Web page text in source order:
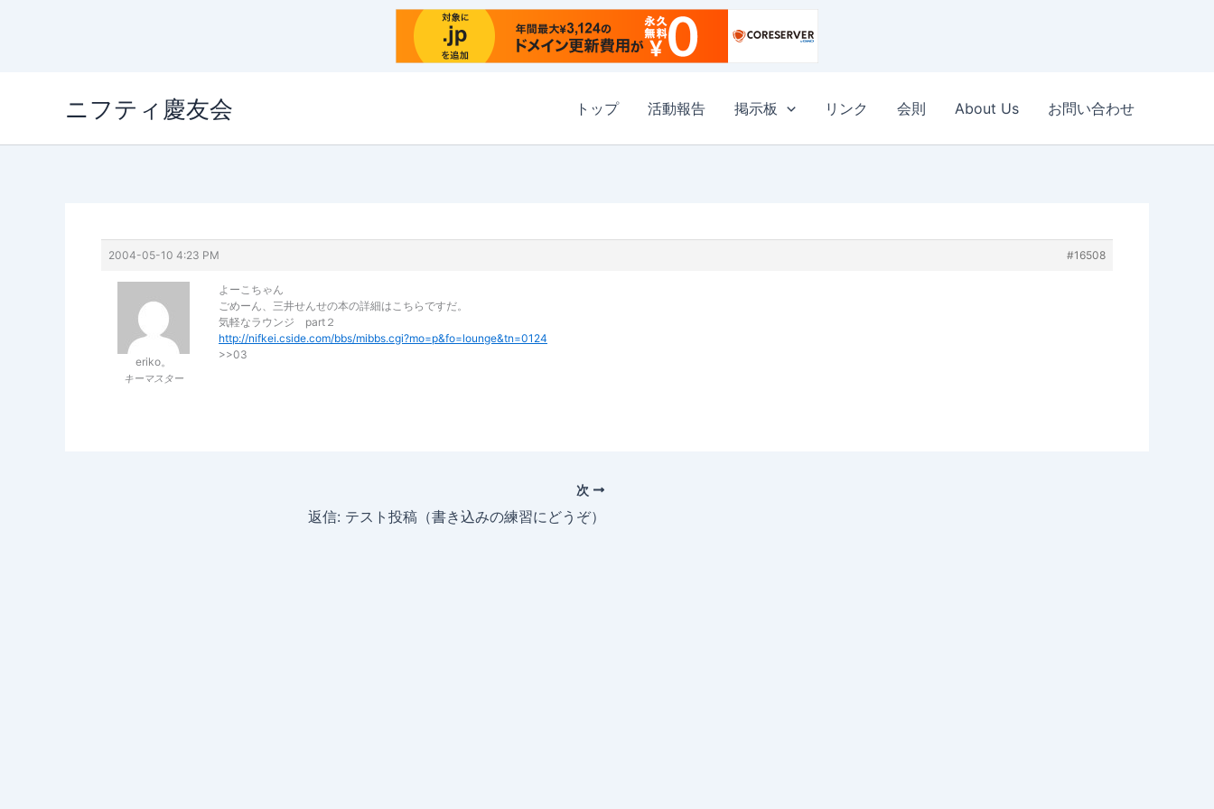
ニフティ慶友会 トップ 活動報告 掲示板 リンク 会則 About Us お問い合わせ
2004-05-10 4:23 PM #16508
eriko。
キーマスター
よーこちゃん
ごめーん、三井せんせの本の詳細はこちらですだ。
気軽なラウンジ part２
http://nifkei.cside.com/bbs/mibbs.cgi?mo=p&fo=lounge&tn=0124
>>03
次
返信: テスト投稿（書き込みの練習にどうぞ）